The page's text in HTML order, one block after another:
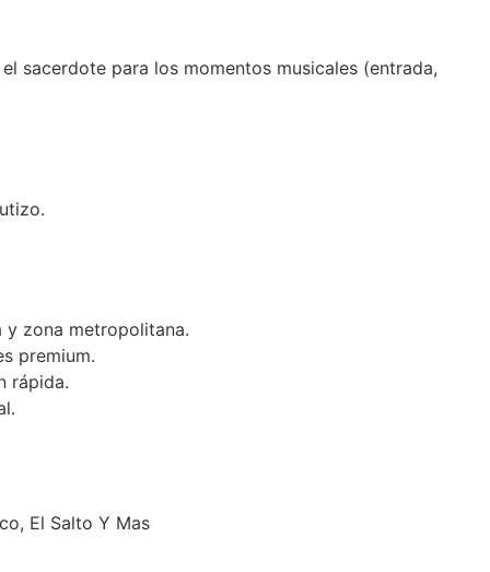
sacerdote para los momentos musicales (entrada,
y zona metropolitana.
premium.
rápida.
El Salto Y Mas